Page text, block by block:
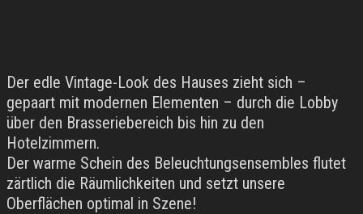
Der edle Vintage-Look des Hauses zieht sich –
gepaart mit modernen Elementen – durch die Lobby
über den Brasseriebereich bis hin zu den
Hotelzimmern.
Der warme Schein des Beleuchtungsensembles flutet
zärtlich die Räumlichkeiten und setzt unsere
Oberflächen optimal in Szene!